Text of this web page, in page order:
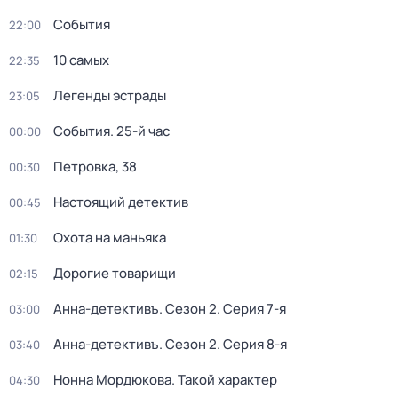
22:00 События
22:35 10 самых
23:05 Легенды эстрады
00:00 События. 25-й час
00:30 Петровка, 38
00:45 Настоящий детектив
01:30 Охота на маньяка
02:15 Дорогие товарищи
03:00 Анна-детективъ. Сезон 2. Серия 7-я
03:40 Анна-детективъ. Сезон 2. Серия 8-я
04:30 Нонна Мордюкова. Такой характер